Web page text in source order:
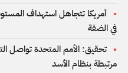
أمريكا تتجاهل استهداف
في الضفة
تحقيق: الأمم المتحدة تواصل
مرتبطة بنظام الأسد